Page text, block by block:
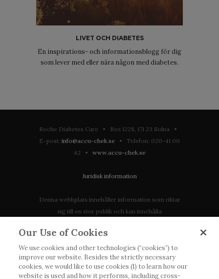
LIVET OCH DIABETES
En inspirations- och informationsblogg för dig
som lever med eller nära någon med diabetes.
Roche Diabetes Care • Box 1228, 171 23 Solna •
E-post: info@accu-chek.se • Telefon: 020-41 00
42 • www.accu-chek.se
Juridisk information
Denna webbplats innehåller information som riktar
sig till en stor publik och kan innehålla
tillgänglig eller giltig i ditt land. Vänligen observera
att vi inte tar något ansvar för information som
eventuellt inte uppfyller någon gällande rättslig
process, förordning, registrering eller användning i
Our Use of Cookies
We use cookies and other technologies (“cookies”) to
improve our website. Besides the strictly necessary
cookies, we would like to use cookies (1) to learn how our
website is used and how it performs, including cross-